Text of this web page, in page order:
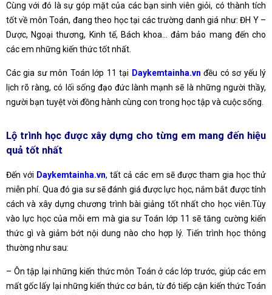
Cùng với đó là sự góp mặt của các bạn sinh viên giỏi, có thành tích
tốt về môn Toán, đang theo học tại các trường danh giá như: ĐH Y –
Dược, Ngoại thương, Kinh tế, Bách khoa… đảm bảo mang đến cho
các em những kiến thức tốt nhất.
Các gia sư môn Toán lớp 11 tại Daykemtainha.vn đều có sơ yếu lý
lịch rõ ràng, có lối sống đạo đức lành mạnh sẽ là những người thầy,
người bạn tuyệt vời đồng hành cùng con trong học tập và cuộc sống.
Lộ trình học được xây dựng cho từng em mang đến hiệu
quả tốt nhất
Đến với Daykemtainha.vn, tất cả các em sẽ được tham gia học thử
miễn phí. Qua đó gia sư sẽ đánh giá được lực học, nắm bắt được tính
cách và xây dựng chương trình bài giảng tốt nhất cho học viên.Tùy
vào lực học của mỗi em mà gia sư Toán lớp 11 sẽ tăng cường kiến
thức gì và giảm bớt nội dung nào cho hợp lý. Tiến trình học thông
thường như sau:
– Ôn tập lại những kiến thức môn Toán ở các lớp trước, giúp các em
mất gốc lấy lại những kiến thức cơ bản, từ đó tiếp cận kiến thức Toán